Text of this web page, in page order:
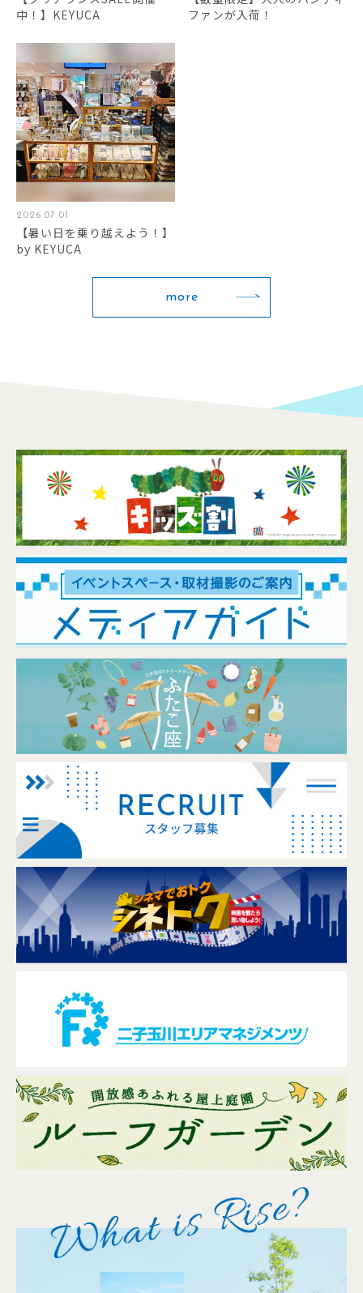
中！】KEYUCA
ファンが入荷！
2026.07.01
【暑い日を乗り越えよう！】
by KEYUCA
more